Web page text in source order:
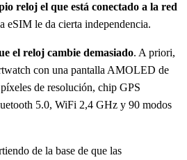
reloj el que está conectado a la red
eSIM le da cierta independencia.
el reloj cambie demasiado. A priori,
con una pantalla AMOLED de
de resolución, chip GPS
5.0, WiFi 2,4 GHz y 90 modos
de la base de que las